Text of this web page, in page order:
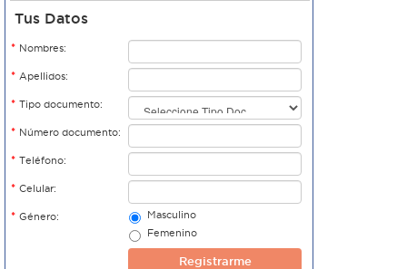
Tus Datos
* Nombres:
* Apellidos:
* Tipo documento:
* Número documento:
* Teléfono:
* Celular:
* Género:
Masculino
Femenino
Registrarme